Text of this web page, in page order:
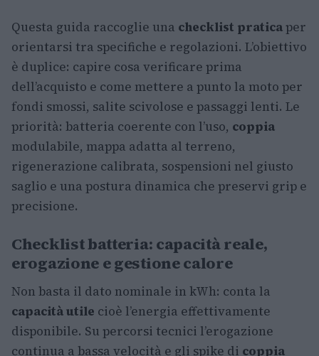
Questa guida raccoglie una checklist praticaper
orientarsi tra specifiche e regolazioni. L’obiettivo
è duplice: capire cosa verificare prima
dell’acquisto e come mettere a punto la moto per
fondi smossi, salite scivolose e passaggi lenti. Le
priorità: batteria coerente con l’uso, coppia
modulabile, mappa adatta al terreno,
rigenerazione calibrata, sospensioni nel giusto
saglio e una postura dinamica che preservi grip e
precisione.
Checklist batteria: capacità reale,
erogazione e gestione calore
Non basta il dato nominale in kWh: conta la
capacità utile cioè l’energia effettivamente
disponibile. Su percorsi tecnici l’erogazione
continua a bassa velocità e gli spike di coppia